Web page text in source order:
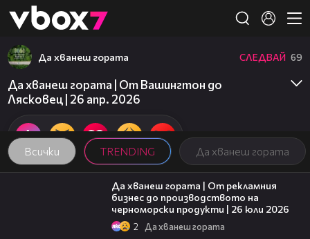
👾
Всички TRENDING Да хванеш гората
Да хванеш гората СЛЕДВАЙ 69
Да хванеш гората | От Вашингтон до
Лясковец | 26 апр. 2026
26:58
Да хванеш гората | От рекламния
бизнес до производството на
черноморски продукти | 26 юли 2026
2 Да хванеш гората